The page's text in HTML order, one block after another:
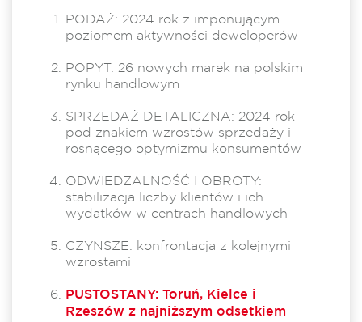
PODAŻ: 2024 rok z imponującym
poziomem aktywności deweloperów
POPYT: 26 nowych marek na polskim
rynku handlowym
SPRZEDAŻ DETALICZNA: 2024 rok
pod znakiem wzrostów sprzedaży i
rosnącego optymizmu konsumentów
ODWIEDZALNOŚĆ I OBROTY:
stabilizacja liczby klientów i ich
wydatków w centrach handlowych
CZYNSZE: konfrontacja z kolejnymi
wzrostami
PUSTOSTANY: Toruń, Kielce i
Rzeszów z najniższym odsetkiem